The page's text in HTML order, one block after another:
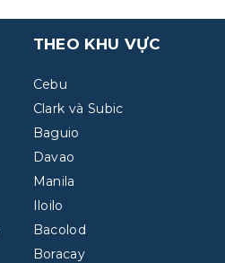
THEO KHU VỰC
Cebu
Clark và Subic
Baguio
Davao
Manila
Iloilo
Bacolod
Boracay